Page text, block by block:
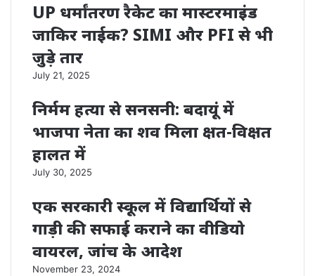
UP धर्मांतरण रैकेट का मास्टरमाइंड
जाकिर नाईक? SIMI और PFI से भी
जुड़े तार
July 21, 2025
निर्मम हत्या से सनसनी: बदायूं में
भाजपा नेता का शव मिला क्षत-विक्षत
हालत में
July 30, 2025
एक सरकारी स्कूल में विद्यार्थियों से
गाड़ी की सफाई कराने का वीडियो
वायरल, जांच के आदेश
November 23, 2024